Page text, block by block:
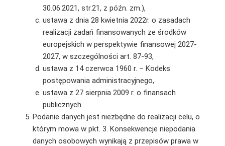
30.06.2021, str.21, z późn. zm.),
ustawa z dnia 28 kwietnia 2022r. o zasadach
realizacji zadań finansowanych ze środków
europejskich w perspektywie finansowej 2027-
2027, w szczególności art. 87-93,
ustawa z 14 czerwca 1960 r. – Kodeks
postępowania administracyjnego,
ustawa z 27 sierpnia 2009 r. o finansach
publicznych.
Podanie danych jest niezbędne do realizacji celu, o
którym mowa w pkt. 3. Konsekwencje niepodania
danych osobowych wynikają z przepisów prawa w